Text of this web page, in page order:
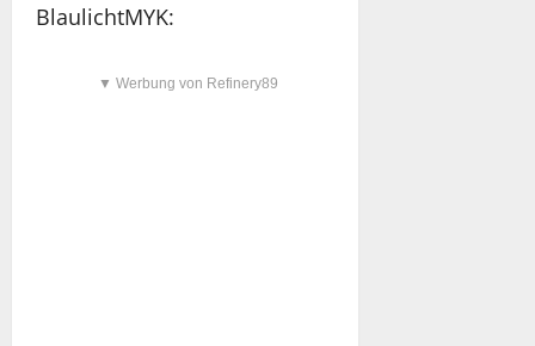
BlaulichtMYK:
▼ Werbung von Refinery89